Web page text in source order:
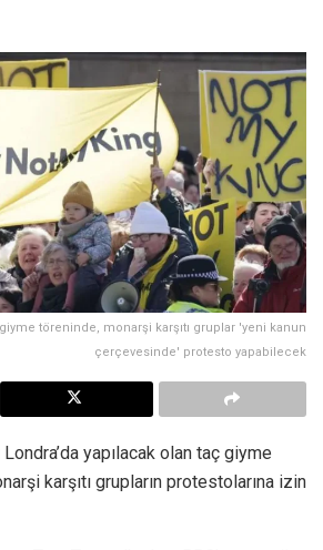
töreninde, monarşi karşıtı gruplar 'yeni kanun
çerçevesinde' protesto yapabilecek
yapılacak olan taç giyme
karşıtı grupların protestolarına izin